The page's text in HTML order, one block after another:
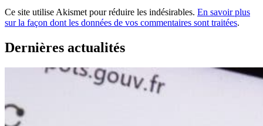
Ce site utilise Akismet pour réduire les indésirables. En savoir plus
sur la façon dont les données de vos commentaires sont traitées.
Dernières actualités